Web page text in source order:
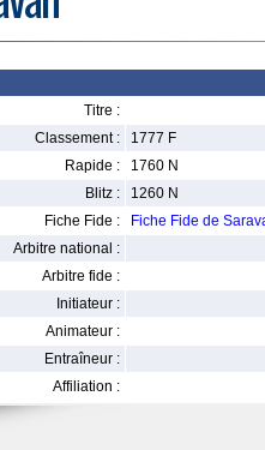
Titre :
Classement :
1777 F
Rapide :
1760 N
Blitz :
1260 N
Fiche Fide :
Fiche Fide de
Arbitre national :
Arbitre fide :
Initiateur :
Animateur :
Entraîneur :
Affiliation :